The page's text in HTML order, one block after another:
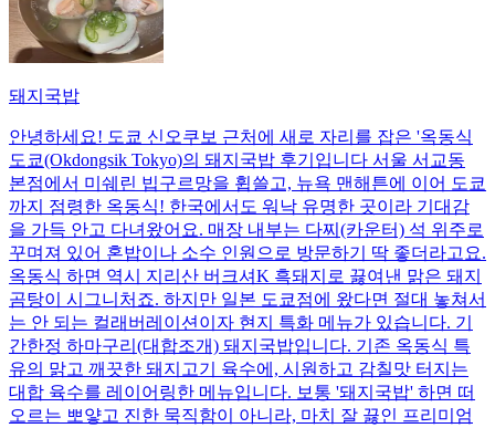
돼지국밥
안녕하세요! 도쿄 신오쿠보 근처에 새로 자리를 잡은 '옥동식
도쿄(Okdongsik Tokyo)의 돼지국밥 후기입니다 서울 서교동
본점에서 미쉐린 빕구르망을 휩쓸고, 뉴욕 맨해튼에 이어 도쿄
까지 점령한 옥동식! 한국에서도 워낙 유명한 곳이라 기대감
을 가득 안고 다녀왔어요. 매장 내부는 다찌(카운터) 석 위주로
꾸며져 있어 혼밥이나 소수 인원으로 방문하기 딱 좋더라고요.
옥동식 하면 역시 지리산 버크셔K 흑돼지로 끓여낸 맑은 돼지
곰탕이 시그니처죠. 하지만 일본 도쿄점에 왔다면 절대 놓쳐서
는 안 되는 컬래버레이션이자 현지 특화 메뉴가 있습니다. 기
간한정 하마구리(대합조개) 돼지국밥입니다. 기존 옥동식 특
유의 맑고 깨끗한 돼지고기 육수에, 시원하고 감칠맛 터지는
대합 육수를 레이어링한 메뉴입니다. 보통 '돼지국밥' 하면 떠
오르는 뽀얗고 진한 묵직함이 아니라, 마치 잘 끓인 프리미엄